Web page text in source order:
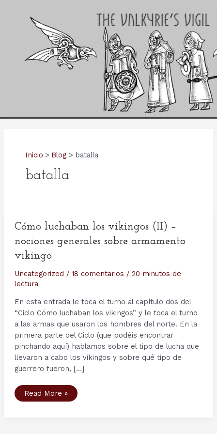
Inicio Blog batalla
batalla
Cómo luchaban los vikingos (II) –
nociones generales sobre armamento
vikingo
Uncategorized / 18 comentarios / 20 minutos de
lectura
En esta entrada le toca el turno al capítulo dos del
“Ciclo Cómo luchaban los vikingos” y le toca el turno
a las armas que usaron los hombres del norte. En la
primera parte del Ciclo (que podéis encontrar
pinchando aquí) hablamos sobre el tipo de lucha que
llevaron a cabo los vikingos y sobre qué tipo de
guerrero fueron, […]
Cómo
luchaban
Read More »